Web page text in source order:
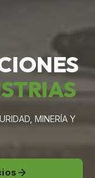
MINERÍA Y